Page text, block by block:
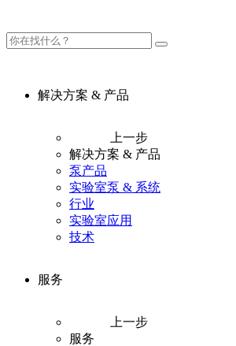
解决方案 & 产品
上一步
解决方案 & 产品
泵产品
实验室泵 & 系统
行业
实验室应用
技术
服务
上一步
服务